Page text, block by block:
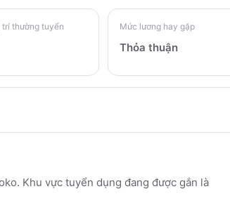
trí thường tuyển Mức lương hay gặp
Thỏa thuận
Khu vực tuyển dụng đang được gắn là